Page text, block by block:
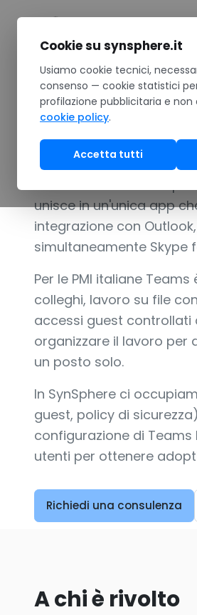
Home/Software /Produttività/
RIUNIONI, CHAT E
Microsoft Teams è la
unisce in un'unica app
integrazione con
simultaneamente Skype
Per le PMI italiane
colleghi, lavoro su file
accessi guest controllati
organizzare il lavoro per
un posto solo.
In SynSphere ci
guest, policy di
configurazione di
utenti per ottenere
Richiedi una consulenza
A chi è rivolto
Cookie su synsphere.it
Usiamo cookie tecnici,
consenso — cookie statistici
profilazione pubblicitaria e
cookie policy.
Accetta tutti